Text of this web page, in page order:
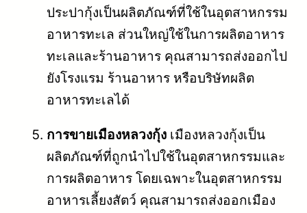
ประปากุ้งเป็นผลิตภัณฑ์ที่ใช้ในอุตสาหกรรม
อาหารทะเล ส่วนใหญ่ใช้ในการผลิตอาหาร
ทะเลและร้านอาหาร คุณสามารถส่งออกไป
ยังโรงแรม ร้านอาหาร หรือบริษัทผลิต
อาหารทะเลได้
การขายเมืองหลวงกุ้ง เมืองหลวงกุ้งเป็น
ผลิตภัณฑ์ที่ถูกนำไปใช้ในอุตสาหกรรมและ
การผลิตอาหาร โดยเฉพาะในอุตสาหกรรม
อาหารเลี้ยงสัตว์ คุณสามารถส่งออกเมือง